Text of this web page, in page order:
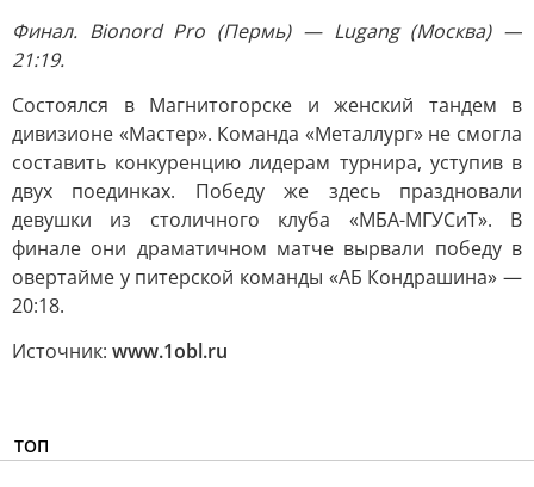
Финал. Bionord Pro (Пермь) — Lugang (Москва) —
21:19.
Состоялся в Магнитогорске и женский тандем в
дивизионе «Мастер». Команда «Металлург» не смогла
составить конкуренцию лидерам турнира, уступив в
двух поединках. Победу же здесь праздновали
девушки из столичного клуба «МБА-МГУСиТ». В
финале они драматичном матче вырвали победу в
овертайме у питерской команды «АБ Кондрашина» —
20:18.
Источник: www.1obl.ru
ТОП